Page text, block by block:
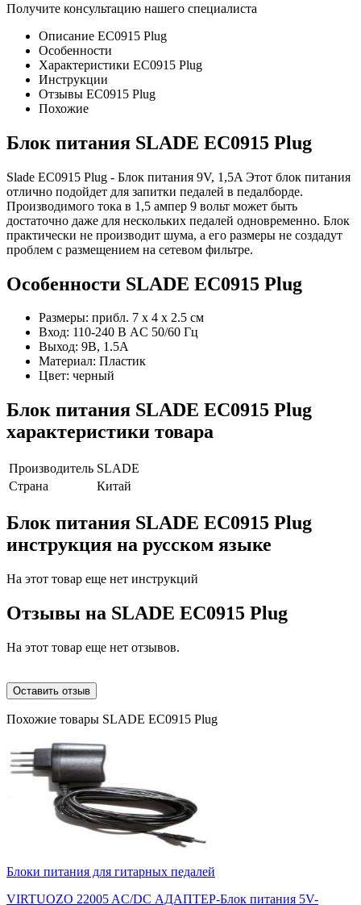
Получите консультацию нашего специалиста
Описание EC0915 Plug
Особенности
Характеристики EC0915 Plug
Инструкции
Отзывы EC0915 Plug
Похожие
Блок питания SLADE EC0915 Plug
Slade EC0915 Plug - Блок питания 9V, 1,5A Этот блок питания
отлично подойдет для запитки педалей в педалборде.
Производимого тока в 1,5 ампер 9 вольт может быть
достаточно даже для нескольких педалей одновременно. Блок
практически не производит шума, а его размеры не создадут
проблем с размещением на сетевом фильтре.
Особенности SLADE EC0915 Plug
Размеры: прибл. 7 х 4 х 2.5 см
Вход: 110-240 В AC 50/60 Гц
Выход: 9В, 1.5А
Материал: Пластик
Цвет: черный
Блок питания SLADE EC0915 Plug
характеристики товара
Производитель SLADE
Страна
Китай
Блок питания SLADE EC0915 Plug
инструкция на русском языке
На этот товар еще нет инструкций
Отзывы на SLADE EC0915 Plug
На этот товар еще нет отзывов.
Оставить отзыв
Похожие товары SLADE EC0915 Plug
Блоки питания для гитарных педалей
VIRTUOZO 22005 AC/DC АДАПТЕР-Блок питания 5V-